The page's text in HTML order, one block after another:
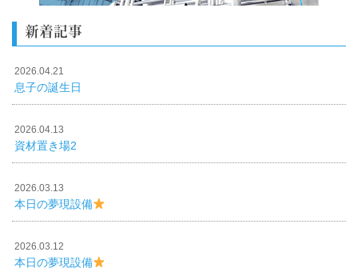
新着記事
2026.04.21
息子の誕生日
2026.04.13
資材置き場2
2026.03.13
本日の夢現設備
2026.03.12
本日の夢現設備